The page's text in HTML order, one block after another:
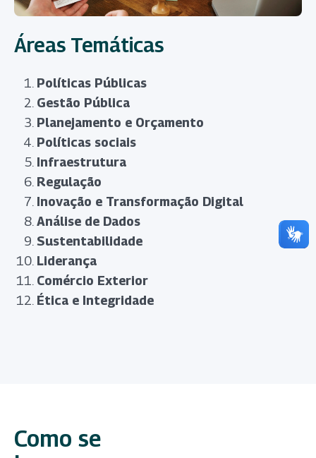
Áreas Temáticas
Políticas Públicas
Gestão Pública
Planejamento e Orçamento
Políticas sociais
Infraestrutura
Regulação
Inovação e Transformação Digital
Análise de Dados
Sustentabilidade
Liderança
Comércio Exterior
Ética e Integridade
Como se